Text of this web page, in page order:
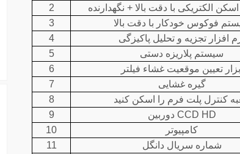
2 الکتریکی با دقت بالا + نگهدارنده
3
فوکوس خودکار با دقت بالا
4
افزار تجزیه و تحلیل پاکیزگی
5
سیستم پلاریزه دستی
6
ابزار تعیین موقعیت غشاء فیلتر
7
گیره غشایی
8
کنترل پلت فرم را اسکن کنید
9
دوربین CCD HD
10
کامپیوتر
11
شماره سریال دانگل